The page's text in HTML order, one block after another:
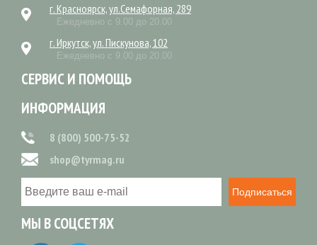
г. Красноярск, ул.Семафорная, 289
Ежедневно с 9.00 до 20.00
г. Иркутск, ул. Пискунова, 102
Ежедневно с 9.00 до 20.00
СЕРВИС И ПОМОЩЬ
ИНФОРМАЦИЯ
8 (800) 500-75-52
shop@tyrmag.ru
Подписаться
МЫ В СОЦСЕТЯХ